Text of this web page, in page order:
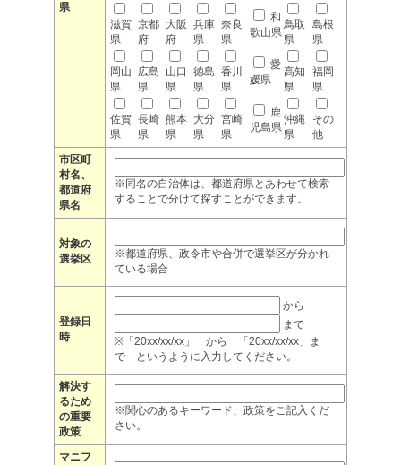
県
滋賀
県
京都
府
大阪
府
兵庫
県
奈良
県
和
歌山県
鳥取
県
島根
県
岡山
県
広島
県
山口
県
徳島
県
香川
県
愛
媛県
高知
県
福岡
県
佐賀
県
長崎
県
熊本
県
大分
県
宮崎
県
鹿
児島県
沖縄
県
その
他
市区町
村名、
都道府
県名
※同名の自治体は、都道府県とあわせて検索
することで分けて探すことができます。
対象の
選挙区
※都道府県、政令市や合併で選挙区が分かれ
ている場合
登録日
時
から
まで
※「20xx/xx/xx」 から 「20xx/xx/xx」ま
で というように入力してください。
解決す
るため
の重要
政策
※関心のあるキーワード、政策をご記入くだ
さい。
マニフ